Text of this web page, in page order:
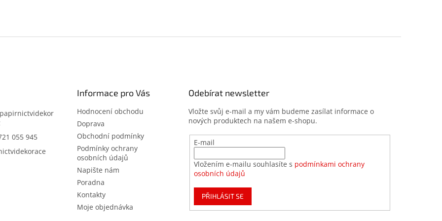
papirnictvidekor
055 945
Informace pro Vás
Hodnocení obchodu
Doprava
Obchodní podmínky
Podmínky ochrany
osobních údajů
Napište nám
Poradna
Kontakty
Moje objednávka
Odebírat newsletter
Vložte svůj e-mail a my vám budeme zasílat informace o
nových produktech na našem e-shopu.
E-mail
Vložením e-mailu souhlasíte s podmínkami ochrany
osobních údajů
PŘIHLÁSIT SE